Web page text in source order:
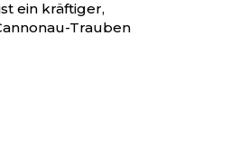
ein kräftiger,
Trauben